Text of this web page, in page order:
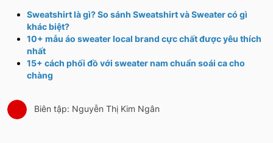
Sweatshirt là gì? So sánh Sweatshirt và Sweater có gì
khác biệt?
10+ mẫu áo sweater local brand cực chất được yêu thích
nhất
15+ cách phối đồ với sweater nam chuẩn soái ca cho
chàng
Biên tập: Nguyễn Thị Kim Ngân